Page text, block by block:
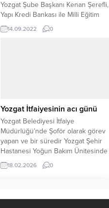
Yozgat Şube Başkanı Kenan Şerefli,
Yapı Kredi Bankası ile Milli Eğitim
Müdürlüğü arasında imzalanan ve
3200 eğitim çalışanı ilgilendiren
14.09.2022 0
Yozgat İtfaiyesinin acı günü
Yozgat Belediyesi İtfaiye
Müdürlüğü’nde Şoför olarak görev
yapan ve bir süredir Yozgat Şehir
Hastanesi Yoğun Bakım Ünitesinde
tedavi gören 56 yaşındaki Mevlana
Dalaslan yaşam savaşını kaybetti.
Belediyesi İtfaiye Müdürlüğünde
18.02.2026 0